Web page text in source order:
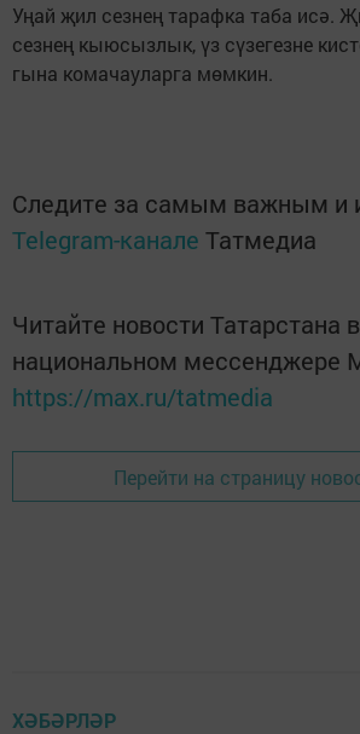
Уңай җил сезнең тарафка таба исә.
сезнең кыюсызлык, үз сүзегезне
гына комачауларга мөмкин.
Следите за самым важным и
Telegram-канале Татмедиа
Читайте новости Татарстана в
национальном мессенджере
https://max.ru/tatmedia
Перейти на страницу
ХӘБӘРЛӘР